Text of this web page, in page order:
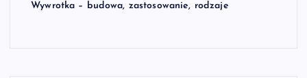
Wywrotka – budowa, zastosowanie, rodzaje